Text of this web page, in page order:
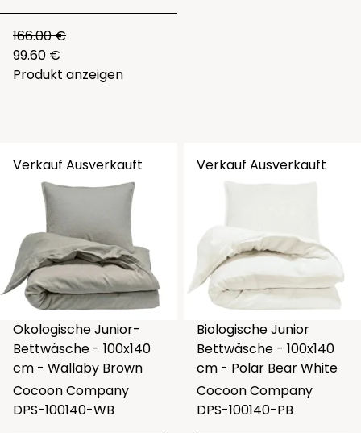
166.00 €
99.60 €
Produkt anzeigen
Verkauf Ausverkauft
Ökologische Junior-
Bettwäsche - 100x140
cm - Wallaby Brown
Cocoon Company
DPS-100140-WB
Verkauf Ausverkauft
Biologische Junior
Bettwäsche - 100x140
cm - Polar Bear White
Cocoon Company
DPS-100140-PB